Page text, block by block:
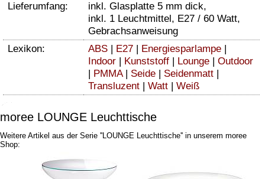
Lieferumfang:
inkl. Glasplatte 5 mm dick,
inkl. 1 Leuchtmittel, E27 / 60 Watt,
Gebrachsanweisung
Lexikon:
ABS E27 Energiesparlampe
Indoor
Kunststoff Lounge
Outdoor
PMMA| Seide Seidenmatt
Transluzent
Watt Weiß
moree LOUNGE Leuchttische
Weitere Artikel aus der Serie ''LOUNGE Leuchttische'' in unserem moree
Shop: